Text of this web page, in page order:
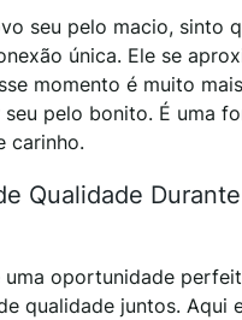
seu pelo macio, sinto
única. Ele se
momento é muito
seu pelo bonito. É uma
carinho.
Qualidade
uma oportunidade
qualidade juntos. Aqui